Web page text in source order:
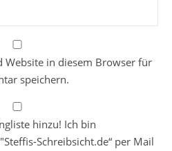
Website in diesem Browser für
speichern.
hinzu! Ich bin
Schreibsicht.de“ per Mail